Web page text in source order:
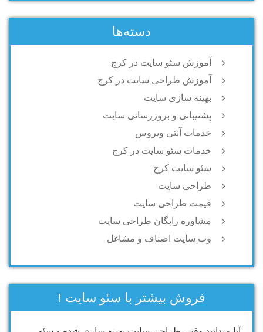
دسته‌ها
آموزش سئو سایت در کرج
آموزش طراحی سایت در کرج
بهینه سازی سایت
پشتیبانی و بروزرسانی سایت
خدمات آنتی ویروس
خدمات سئو سایت در کرج
سئو سایت کرج
طراحی سایت
قیمت طراحی سایت
مشاوره رایگان طراحی سایت
وب سایت اصناف و مشاغل
فروش بیشتر با سئو سایت !